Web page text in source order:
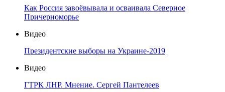
Как Россия завоёвывала и осваивала Северное
Причерноморье
Видео
Президентские выборы на Украине-2019
Видео
ГТРК ЛНР. Мнение. Сергей Пантелеев